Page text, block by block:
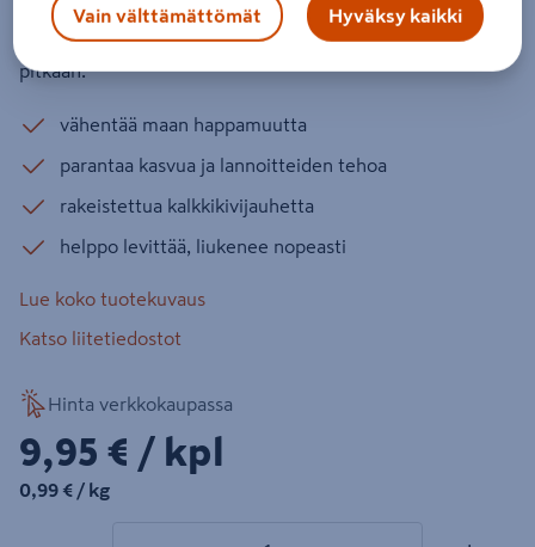
luonnollista kalkkikiveä. Rakeistettu kalkki on helppo
levittää tasaisesti, se liukenee nopeasti ja vaikuttaa
pitkään.
vähentää maan happamuutta
parantaa kasvua ja lannoitteiden tehoa
rakeistettua kalkkikivijauhetta
helppo levittää, liukenee nopeasti
Lue koko tuotekuvaus
Katso liitetiedostot
Hinta verkkokaupassa
9,95€/kpl
9,95 € / kpl
0,99€/kg
0,99 € / kg
Vain välttämättömät Hyväksy kaikki